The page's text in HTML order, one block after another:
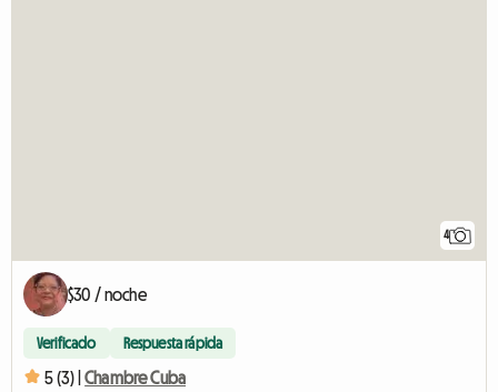
4
$30 / noche
Verificado Respuesta rápida
5 (3) | Chambre Cuba